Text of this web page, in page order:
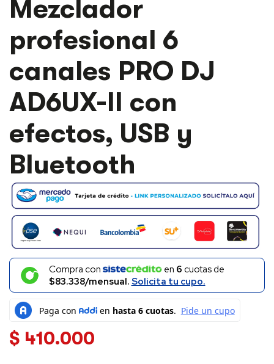
Mezclador
profesional 6
canales PRO DJ
AD6UX-II con
efectos, USB y
Bluetooth
Compra con en 6 cuotas de
$83.338/mensual. Solicita tu cupo.
$ 410.000
PROFESIONAL
PRO
DJ
AD6UX-
CON
EFECTOS,
USB
BLUETOOTH